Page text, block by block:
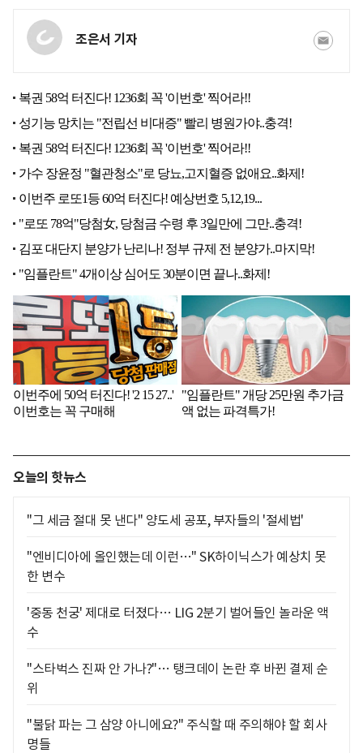
조은서 기자
오늘의 핫뉴스
"그 세금 절대 못 낸다" 양도세 공포, 부자들의 '절세법'
"엔비디아에 올인했는데 이런…" SK하이닉스가 예상치 못
한 변수
'중동 천궁' 제대로 터졌다… LIG 2분기 벌어들인 놀라운 액
수
"스타벅스 진짜 안 가나?"… 탱크데이 논란 후 바뀐 결제 순
위
"불닭 파는 그 삼양 아니에요?" 주식할 때 주의해야 할 회사
명들